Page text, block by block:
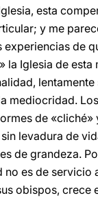
esta
y me
experiencias de
la Iglesia de esta
lentamente
mediocridad.
de «cliché»
levadura de
de grandeza.
no es de servicio
obispos, crece